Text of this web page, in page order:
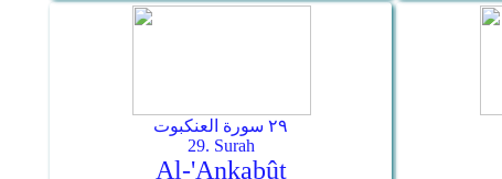
٢٩ سورة العنكبوت
29. Surah
Al-'Ankabût